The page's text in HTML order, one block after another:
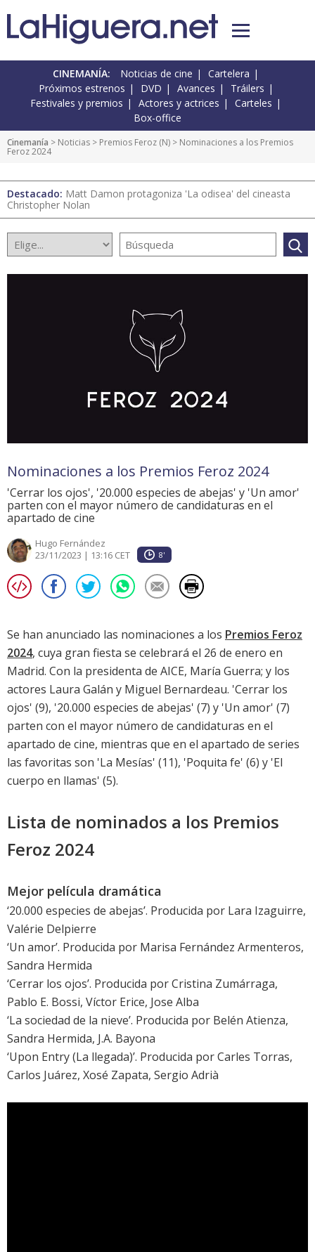
CINEMANÍA: Noticias de cine
Cartelera
Próximos estrenos
DVD Avances
Tráilers
Festivales y premios
Actores y actrices
Carteles
Box-office
Cinemanía > Noticias > Premios Feroz (N) > Nominaciones a los Premios
Feroz 2024
Destacado: Matt Damon protagoniza 'La odisea' del cineasta
Christopher Nolan
Nominaciones a los Premios Feroz 2024
'Cerrar los ojos', '20.000 especies de abejas' y 'Un amor'
parten con el mayor número de candidaturas en el
apartado de cine
Hugo Fernández
23/11/2023 | 13:16 CET
8'
Se han anunciado las nominaciones a los Premios Feroz
2024, cuya gran fiesta se celebrará el 26 de enero en
Madrid. Con la presidenta de AICE, María Guerra; y los
actores Laura Galán y Miguel Bernardeau. 'Cerrar los
ojos' (9), '20.000 especies de abejas' (7) y 'Un amor' (7)
parten con el mayor número de candidaturas en el
apartado de cine, mientras que en el apartado de series
las favoritas son 'La Mesías' (11), 'Poquita fe' (6) y 'El
cuerpo en llamas' (5).
Lista de nominados a los Premios
Feroz 2024
Mejor película dramática
‘20.000 especies de abejas’. Producida por Lara Izaguirre,
Valérie Delpierre
‘Un amor’. Producida por Marisa Fernández Armenteros,
Sandra Hermida
‘Cerrar los ojos’. Producida por Cristina Zumárraga,
Pablo E. Bossi, Víctor Erice, Jose Alba
‘La sociedad de la nieve’. Producida por Belén Atienza,
Sandra Hermida, J.A. Bayona
‘Upon Entry (La llegada)’. Producida por Carles Torras,
Carlos Juárez, Xosé Zapata, Sergio Adrià